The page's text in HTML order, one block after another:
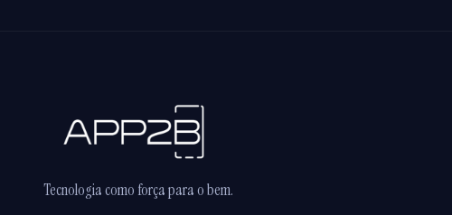
Tecnologia como força para o bem.